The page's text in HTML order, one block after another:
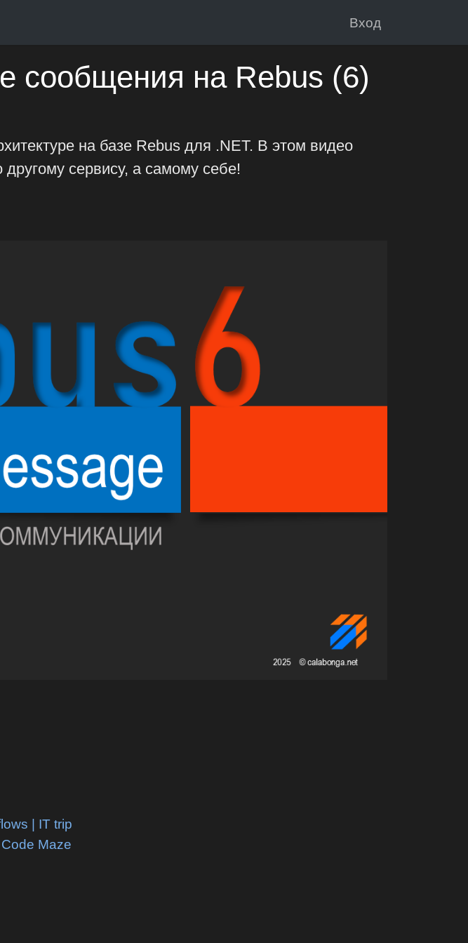
Вход
сообщения на Rebus (6)
на базе Rebus для .NET. В этом видео
сервису, а самому себе!
| IT trip
Maze